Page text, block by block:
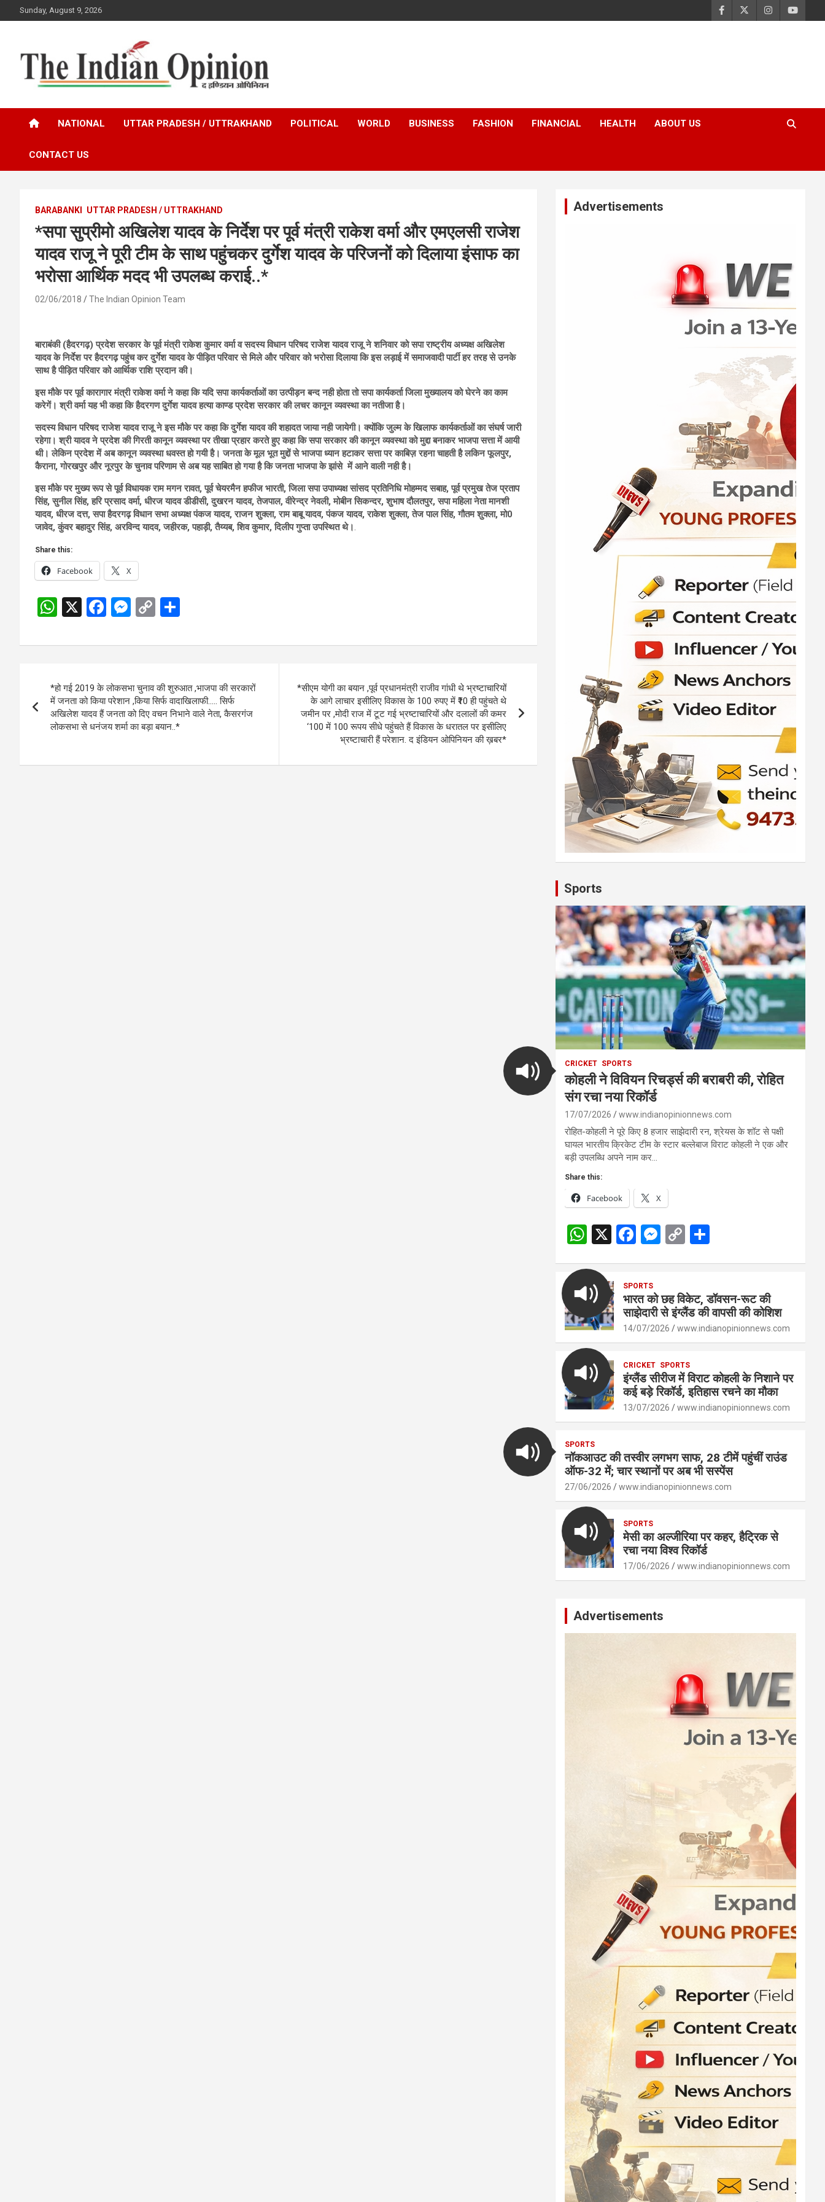
to
Sunday, August 9, 2026
Indian Opinion News
NATIONAL UTTAR PRADESH / UTTRAKHAND POLITICAL WORLD BUSINESS FASHION FINANCIAL HEALTH ABOUT US
CONTACT US
BARABANKI UTTAR PRADESH / UTTRAKHAND
*सपा सुप्रीमो अखिलेश यादव के निर्देश पर पूर्व मंत्री राकेश वर्मा और एमएलसी राजेश
यादव राजू ने पूरी टीम के साथ पहुंचकर दुर्गेश यादव के परिजनों को दिलाया इंसाफ का
भरोसा आर्थिक मदद भी उपलब्ध कराई..*
02/06/2018 The Indian Opinion Team
बाराबंकी (हैदरगढ़) प्रदेश सरकार के पूर्व मंत्री राकेश कुमार वर्मा व सदस्य विधान परिषद राजेश यादव राजू ने शनिवार को सपा राष्ट्रीय अध्यक्ष अखिलेश
यादव के निर्देश पर हैदरगढ़ पहुंच कर दुर्गेश यादव के पीड़ित परिवार से मिले और परिवार को भरोसा दिलाया कि इस लड़ाई में समाजवादी पार्टी हर तरह से उनके
साथ है पीड़ित परिवार को आर्थिक राशि प्रदान की।
इस मौके पर पूर्व कारागार मंत्री राकेश वर्मा ने कहा कि यदि सपा कार्यकर्ताओं का उत्पीड़न बन्द नही होता तो सपा कार्यकर्ता जिला मुख्यालय को घेरने का काम
करेगें। श्री वर्मा यह भी कहा कि हैदरगण दुर्गेश यादव हत्या काण्ड प्रदेश सरकार की लचर कानून व्यवस्था का नतीजा है।
सदस्य विधान परिषद राजेश यादव राजू ने इस मौके पर कहा कि दुर्गेश यादव की शहादत जाया नही जायेगी। क्योंकि जुल्म के खिलाफ कार्यकर्ताओं का संघर्ष जारी
रहेगा। श्री यादव ने प्रदेश की गिरती कानून व्यवस्था पर तीखा प्रहार करते हुए कहा कि सपा सरकार की कानून व्यवस्था को मुद्दा बनाकर भाजपा सत्ता में आयी
थी। लेकिन प्रदेश में अब कानून व्यवस्था धवस्त हो गयी है। जनता के मूल भूत मुद्दों से भाजपा ध्यान हटाकर सत्ता पर काबिज़ रहना चाहती है लकिन फूलपुर,
कैराना, गोरखपुर और नूरपुर के चुनाव परिणाम से अब यह साबित हो गया है कि जनता भाजपा के झांसे में आने वाली नही है।
इस मौके पर मुख्य रूप से पूर्व विधायक राम मगन रावत, पूर्व चेयरमैन हफीज भारती, जिला सपा उपाध्यक्ष सांसद प्रतिनिधि मोहम्मद सबाह, पूर्व प्रमुख तेज प्रताप
सिंह, सुनील सिंह, हरि प्रसाद वर्मा, धीरज यादव डीडीसी, दुखरन यादव, तेजपाल, वीरेन्द्र नेवली, मोबीन सिकन्दर, शुभाष दौलतपुर, सपा महिला नेता मानशी
यादव, धीरज दत्त, सपा हैदरगढ़ विधान सभा अध्यक्ष पंकज यादव, राजन शुक्ला, राम बाबू यादव, पंकज यादव, राकेश शुक्ला, तेज पाल सिंह, गौतम शुक्ला, मो0
जावेद, कुंवर बहादुर सिंह, अरविन्द यादव, जहीरक, पहाड़ी, तैय्यब, शिव कुमार, दिलीप गुप्ता उपस्थित थे।.
Share this:
Facebook X
W
at
A
p
p
X
F
ce
o
o
k
M
se
g
er
C
py
n
k
ar
navigation
*हो गई 2019 के लोकसभा चुनाव की शुरुआत ,भाजपा की सरकारों
में जनता को किया परेशान ,किया सिर्फ वादाखिलाफी….. सिर्फ
अखिलेश यादव हैं जनता को दिए वचन निभाने वाले नेता, कैसरगंज
लोकसभा से धनंजय शर्मा का बड़ा बयान..*
*सीएम योगी का बयान ,पूर्व प्रधानमंत्री राजीव गांधी थे भ्रष्टाचारियों
के आगे लाचार इसीलिए विकास के 100 रुपए में ₹10 ही पहुंचते थे
जमीन पर ,मोदी राज में टूट गई भ्रष्टाचारियों और दलालों की कमर
‘100 में 100 रूपय सीधे पहुंचते हैं विकास के धरातल पर इसीलिए
भ्रष्टाचारी हैं परेशान. द इंडियन ओपिनियन की ख़बर*
Advertisements
Sports
CRICKET SPORTS
कोहली ने विवियन रिचर्ड्स की बराबरी की, रोहित
संग रचा नया रिकॉर्ड
17/07/2026 www.indianopinionnews.com
रोहित-कोहली ने पूरे किए 8 हजार साझेदारी रन, श्रेयस के शॉट से पक्षी
घायल भारतीय क्रिकेट टीम के स्टार बल्लेबाज विराट कोहली ने एक और
बड़ी उपलब्धि अपने नाम कर…
Share this:
Facebook X
W
at
s
A
p
p
X
F
b
o
o
M
n
g
er
C
Li
n
k
e
SPORTS
भारत को छह विकेट, डॉवसन-रूट की
साझेदारी से इंग्लैंड की वापसी की कोशिश
14/07/2026 www.indianopinionnews.com
CRICKET SPORTS
इंग्लैंड सीरीज में विराट कोहली के निशाने पर
कई बड़े रिकॉर्ड, इतिहास रचने का मौका
13/07/2026 www.indianopinionnews.com
SPORTS
नॉकआउट की तस्वीर लगभग साफ, 28 टीमें पहुंचीं राउंड
ऑफ-32 में; चार स्थानों पर अब भी सस्पेंस
27/06/2026 www.indianopinionnews.com
SPORTS
मेसी का अल्जीरिया पर कहर, हैट्रिक से
रचा नया विश्व रिकॉर्ड
17/06/2026 www.indianopinionnews.com
Advertisements